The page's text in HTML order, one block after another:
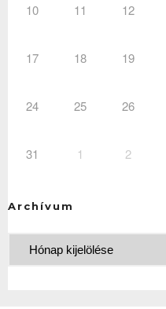
10 11 12
17 18 19
24 25 26
31 1 2
Archívum